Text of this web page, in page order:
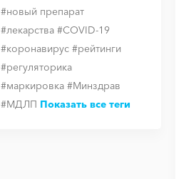
#новый препарат
#лекарства #COVID-19
#коронавирус #рейтинги
#регуляторика
#маркировка #Минздрав
#МДЛП Показать все теги